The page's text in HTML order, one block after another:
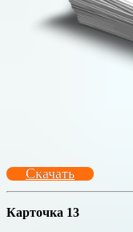
Скачать
Карточка 13